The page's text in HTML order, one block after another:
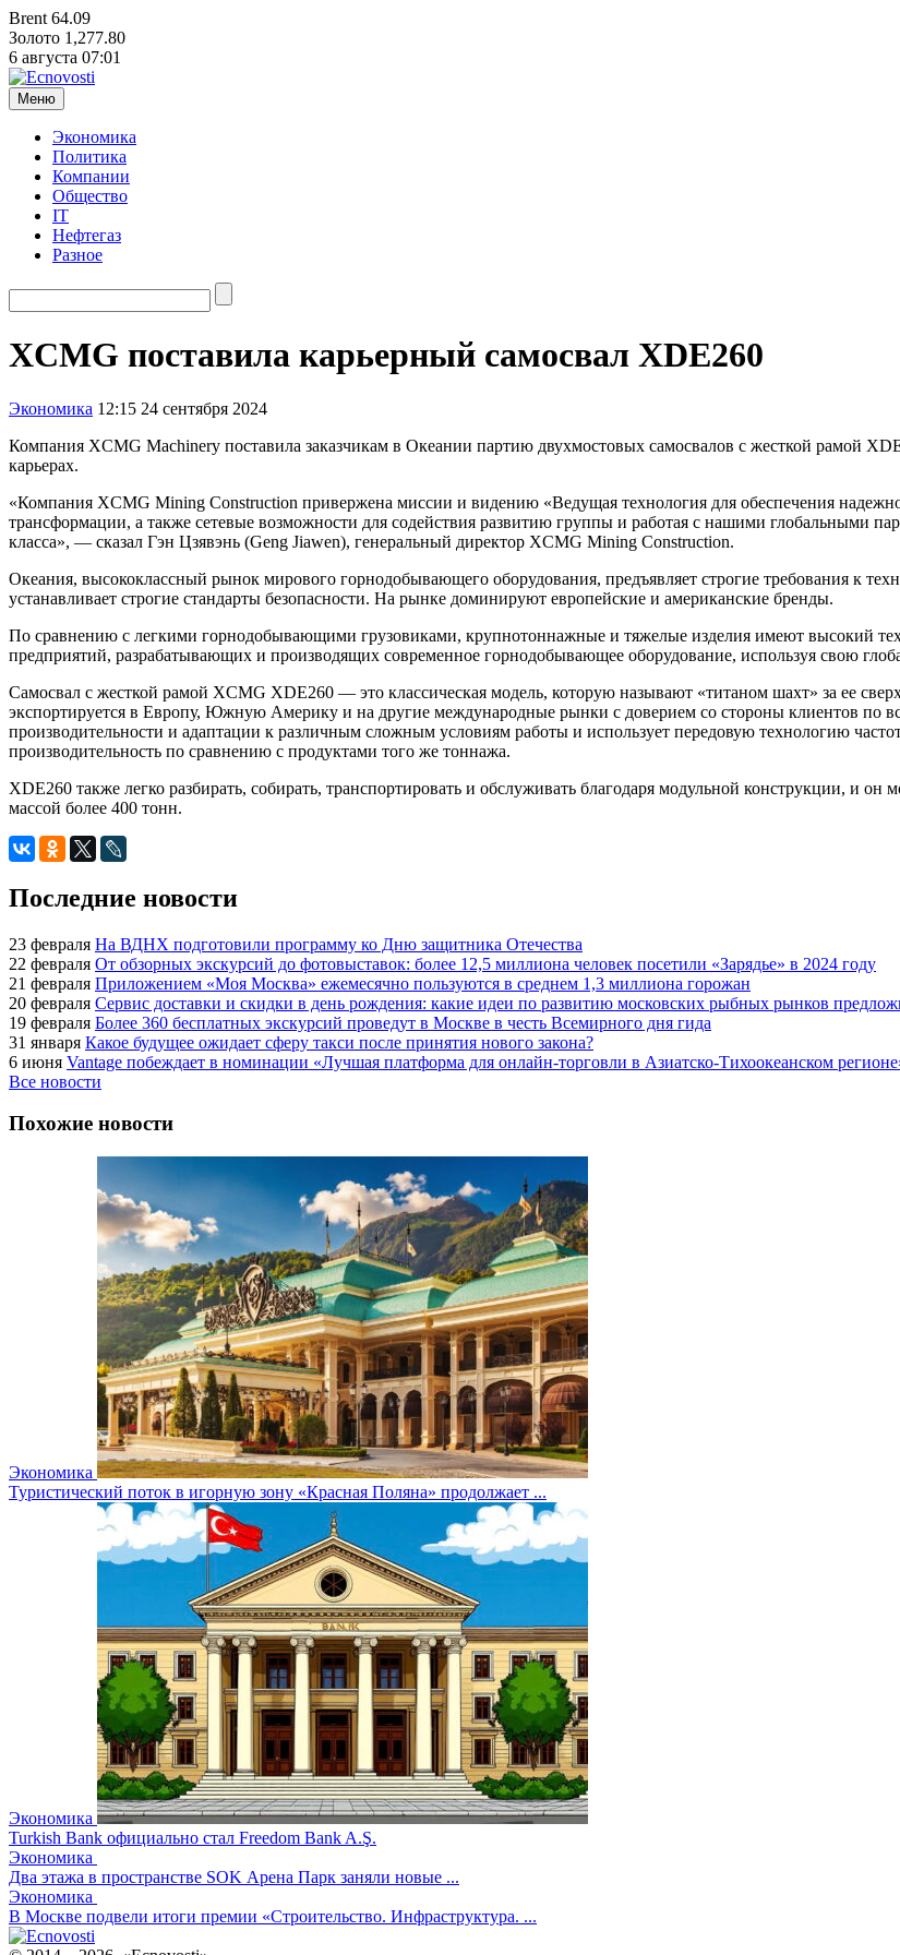
Brent 64.09
Золото 1,277.80
6 августа 07:01
Меню
Экономика
Политика
Компании
Общество
IT
Нефтегаз
Разное
XCMG поставила карьерный самосвал XDE260
Экономика 12:15 24 сентября 2024
Компания XCMG Machinery поставила заказчикам в Океании партию двухмостовых самосвалов с жесткой рамой
карьерах.
«Компания XCMG Mining Construction привержена миссии и видению «Ведущая технология для обеспечения
трансформации, а также сетевые возможности для содействия развитию группы и работая с нашими глобальными
класса», — сказал Гэн Цзявэнь (Geng Jiawen), генеральный директор XCMG Mining Construction.
Океания, высококлассный рынок мирового горнодобывающего оборудования, предъявляет строгие требования к
устанавливает строгие стандарты безопасности. На рынке доминируют европейские и американские бренды.
По сравнению с легкими горнодобывающими грузовиками, крупнотоннажные и тяжелые изделия имеют высокий
предприятий, разрабатывающих и производящих современное горнодобывающее оборудование, используя свою
Самосвал с жесткой рамой XCMG XDE260 — это классическая модель, которую называют «титаном шахт» за ее
экспортируется в Европу, Южную Америку и на другие международные рынки с доверием со стороны клиентов по
производительности и адаптации к различным сложным условиям работы и использует передовую технологию
производительность по сравнению с продуктами того же тоннажа.
XDE260 также легко разбирать, собирать, транспортировать и обслуживать благодаря модульной конструкции, и
массой более 400 тонн.
Последние новости
23 февраля На ВДНХ подготовили программу ко Дню защитника Отечества
22 февраля От обзорных экскурсий до фотовыставок: более 12,5 миллиона человек посетили «Зарядье» в 2024 году
21 февраля Приложением «Моя Москва» ежемесячно пользуются в среднем 1,3 миллиона горожан
20 февраля Сервис доставки и скидки в день рождения: какие идеи по развитию московских рыбных рынков
19 февраля Более 360 бесплатных экскурсий проведут в Москве в честь Всемирного дня гида
31 января Какое будущее ожидает сферу такси после принятия нового закона?
6 июня Vantage побеждает в номинации «Лучшая платформа для онлайн-торговли в Азиатско-Тихоокеанском
Все новости
Похожие новости
Экономика
Туристический поток в игорную зону «Красная Поляна» продолжает ...
Экономика
Turkish Bank официально стал Freedom Bank A.Ş.
Экономика
Два этажа в пространстве SOK Арена Парк заняли новые ...
Экономика
В Москве подвели итоги премии «Строительство. Инфраструктура. ...